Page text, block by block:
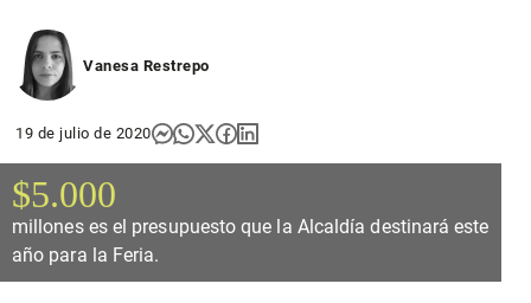
Vanesa Restrepo
19 de julio de 2020
$5.000
millones es el presupuesto que la Alcaldía destinará este
año para la Feria.